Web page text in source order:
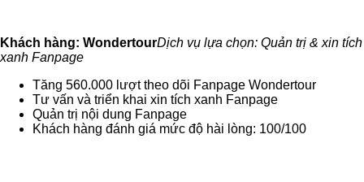
Khách hàng: WondertourDịch vụ lựa chọn: Quản trị & xin tích
xanh Fanpage
Tăng 560.000 lượt theo dõi Fanpage Wondertour
Tư vấn và triển khai xin tích xanh Fanpage
Quản trị nội dung Fanpage
Khách hàng đánh giá mức độ hài lòng: 100/100